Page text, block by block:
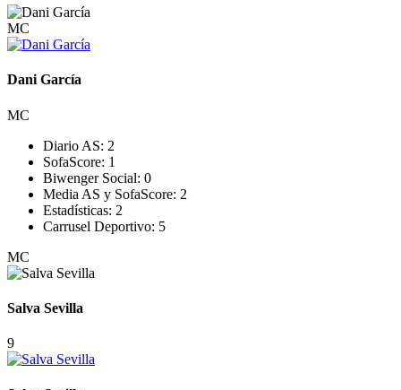
MC
Dani García
MC
Diario AS: 2
SofaScore: 1
Biwenger Social: 0
Media AS y SofaScore: 2
Estadísticas: 2
Carrusel Deportivo: 5
MC
Salva Sevilla
9